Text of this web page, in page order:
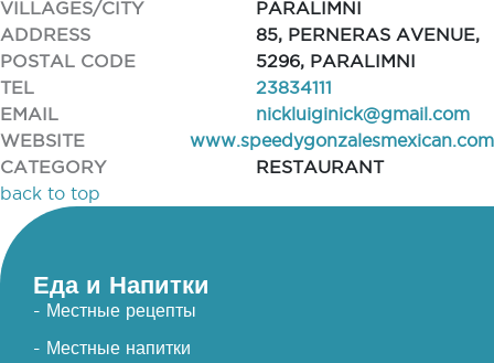
VILLAGES/CITY
PARALIMNI
ADDRESS
85, PERNERAS AVENUE,
POSTAL CODE
5296, PARALIMNI
TEL
23834111
EMAIL
nickluiginick@gmail.com
WEBSITE
www.speedygonzalesmexican.com
CATEGORY
RESTAURANT
back to top
Еда и Напитки
- Местные рецепты
- Местные напитки